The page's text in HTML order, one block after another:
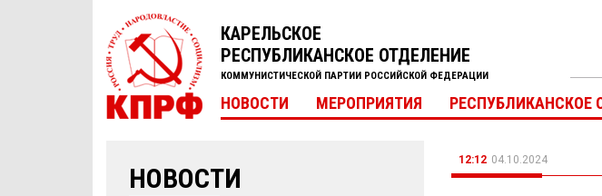
КАРЕЛЬСКОЕ
РЕСПУБЛИКАНСКОЕ ОТДЕЛЕНИЕ
КОММУНИСТИЧЕСКОЙ ПАРТИИ РОССИЙСКОЙ ФЕДЕРАЦИИ
НОВОСТИ МЕРОПРИЯТИЯ РЕСПУБЛИКАНСКОЕ
НОВОСТИ
12:12 04.10.2024